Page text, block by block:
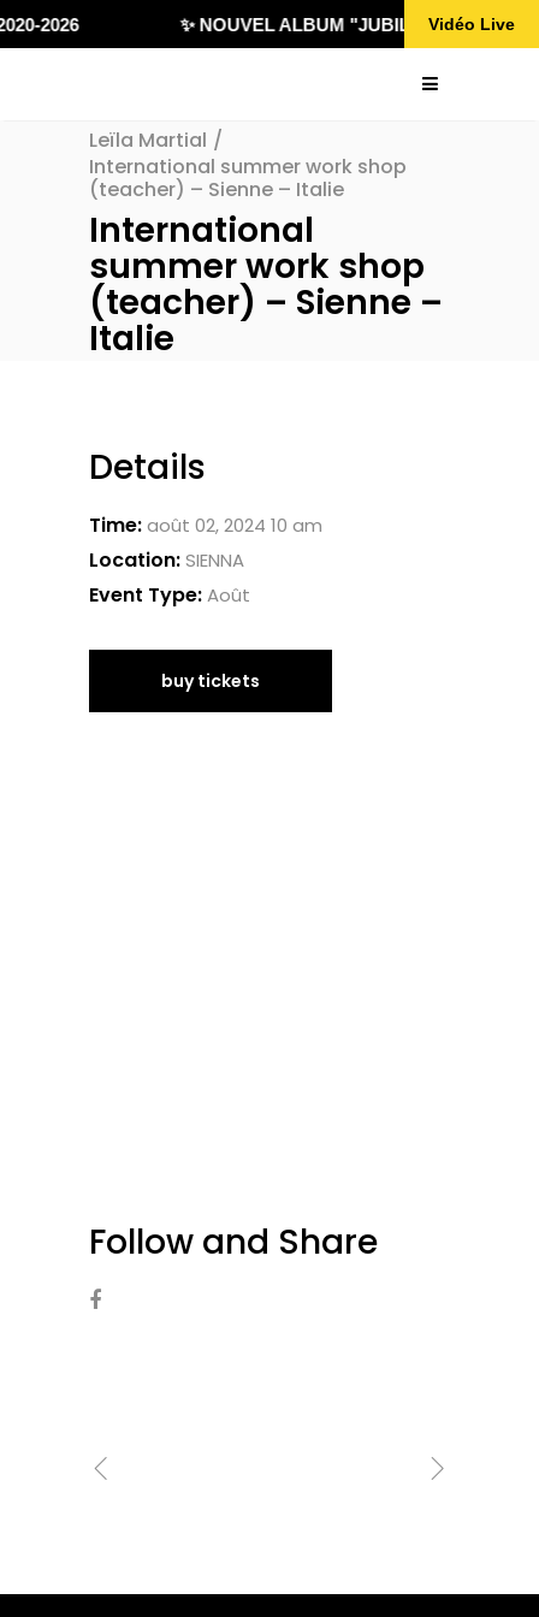
2026 ✨ NOUVEL ALBUM "JUBILÄ 432"Vidéo Live
Leïla Martial /
International summer work shop
(teacher) – Sienne – Italie
International
summer work shop
(teacher) – Sienne –
Italie
Details
Time:août 02, 2024 10 am
Location:SIENNA
Event Type:Août
buy tickets
Follow and Share